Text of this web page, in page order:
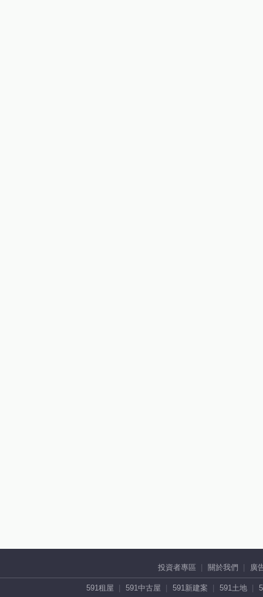
投資者專區 關於我們 廣
591租屋 591中古屋 591新建案 591土地